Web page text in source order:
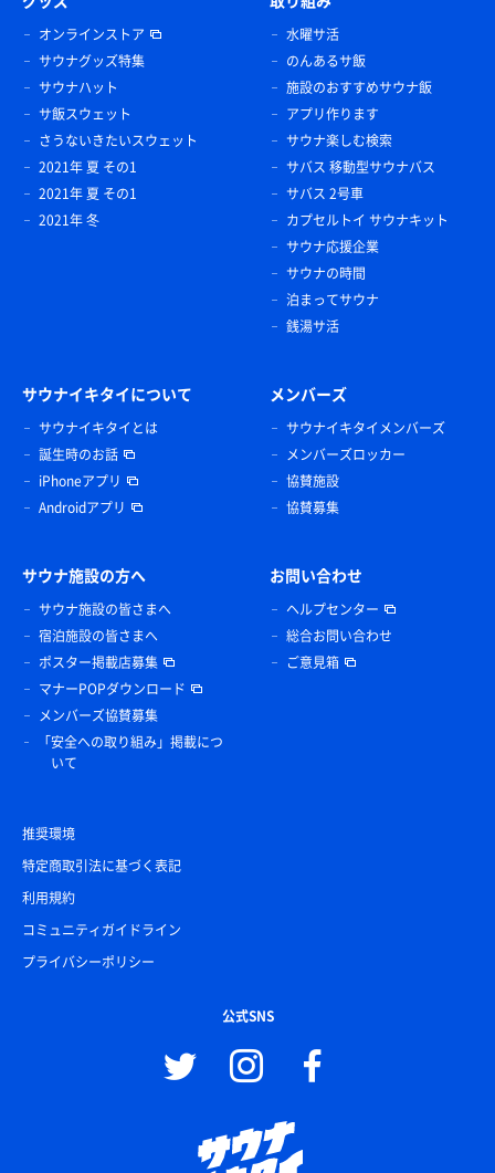
オンラインストア
サウナグッズ特集
サウナハット
サ飯スウェット
さうないきたいスウェット
2021年 夏 その1
2021年 夏 その1
2021年 冬
水曜サ活
のんあるサ飯
施設のおすすめサウナ飯
アプリ作ります
サウナ楽しむ検索
サバス 移動型サウナバス
サバス 2号車
カプセルトイ サウナキット
サウナ応援企業
サウナの時間
泊まってサウナ
銭湯サ活
サウナイキタイについて
サウナイキタイとは
誕生時のお話
iPhoneアプリ
Androidアプリ
メンバーズ
サウナイキタイメンバーズ
メンバーズロッカー
協賛施設
協賛募集
サウナ施設の方へ
サウナ施設の皆さまへ
宿泊施設の皆さまへ
ポスター掲載店募集
マナーPOPダウンロード
メンバーズ協賛募集
「安全への取り組み」掲載につ
いて
お問い合わせ
ヘルプセンター
総合お問い合わせ
ご意見箱
推奨環境
特定商取引法に基づく表記
利用規約
コミュニティガイドライン
プライバシーポリシー
公式SNS